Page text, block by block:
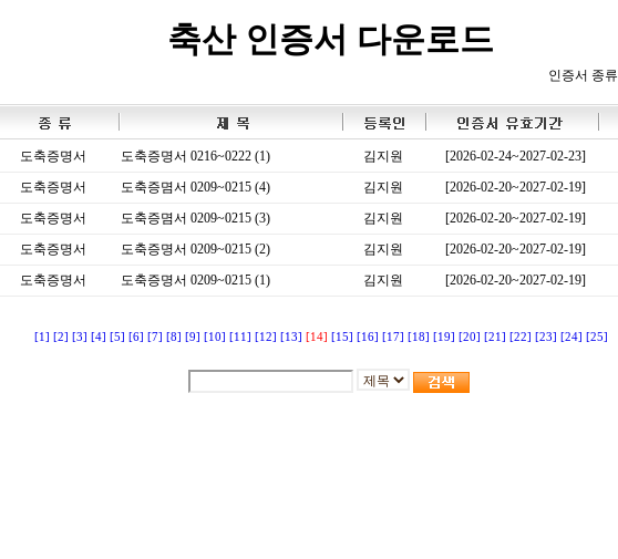
축산 인증서 다운로드
인증서 종류
도축증명서 도축증명서 0216~0222 (1) 김지원 [2026-02-24~2027-02-23]
도축증명서 도축증몀서 0209~0215 (4) 김지원 [2026-02-20~2027-02-19]
도축증명서 도축증몀서 0209~0215 (3) 김지원 [2026-02-20~2027-02-19]
도축증명서 도축증명서 0209~0215 (2) 김지원 [2026-02-20~2027-02-19]
도축증명서 도축증명서 0209~0215 (1) 김지원 [2026-02-20~2027-02-19]
[1] [2] [3] [4] [5] [6] [7] [8] [9] [10] [11] [12] [13] [14] [15] [16] [17] [18] [19] [20] [21] [22] [23] [24] [25]